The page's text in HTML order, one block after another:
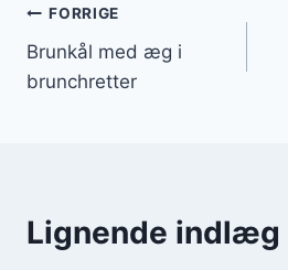
Indlægsnavigation
FORRIGE
Brunkål med æg i
brunchretter
Lignende indlæg